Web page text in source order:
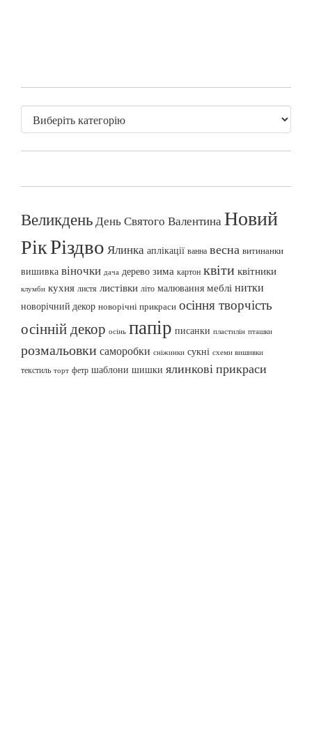
ВеликденьДень Святого ВалентинаНовий
РікРіздво Ялинка аплікації ванна весна витинанки
вишивка віночки дача дерево зима картон квіти квітники
клумби кухня листя листівки літо малювання меблі нитки
новорічний декор новорічні прикраси осіння творчість
осінній декор осінь папір писанки пластилін пташки
розмальовки саморобки сніжинки сукні схеми вишивки
текстиль торт фетр шаблони шишки ялинкові прикраси